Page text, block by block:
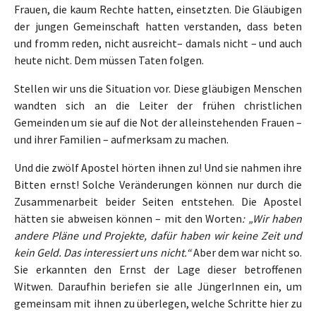
Frauen, die kaum Rechte hatten, einsetzten. Die Gläubigen
der jungen Gemeinschaft hatten verstanden, dass beten
und fromm reden, nicht ausreicht– damals nicht – und auch
heute nicht. Dem müssen Taten folgen.
Stellen wir uns die Situation vor. Diese gläubigen Menschen
wandten sich an die Leiter der frühen christlichen
Gemeinden um sie auf die Not der alleinstehenden Frauen –
und ihrer Familien – aufmerksam zu machen.
Und die zwölf Apostel hörten ihnen zu! Und sie nahmen ihre
Bitten ernst! Solche Veränderungen können nur durch die
Zusammenarbeit beider Seiten entstehen. Die Apostel
hätten sie abweisen können – mit den Worten: „Wir haben
andere Pläne und Projekte, dafür haben wir keine Zeit und
kein Geld. Das interessiert uns nicht.“Aber dem war nicht so.
Sie erkannten den Ernst der Lage dieser betroffenen
Witwen. Daraufhin beriefen sie alle JüngerInnen ein, um
gemeinsam mit ihnen zu überlegen, welche Schritte hier zu